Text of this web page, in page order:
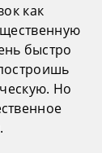
как
быстро
Но